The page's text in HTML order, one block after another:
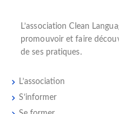
L’association Clean
promouvoir et faire
de ses pratiques.
L’association
S’informer